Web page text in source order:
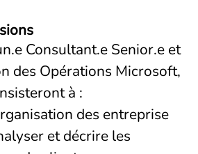
Consultant.e Senior.e et
des Opérations Microsoft,
à :
des entreprise
et décrire les